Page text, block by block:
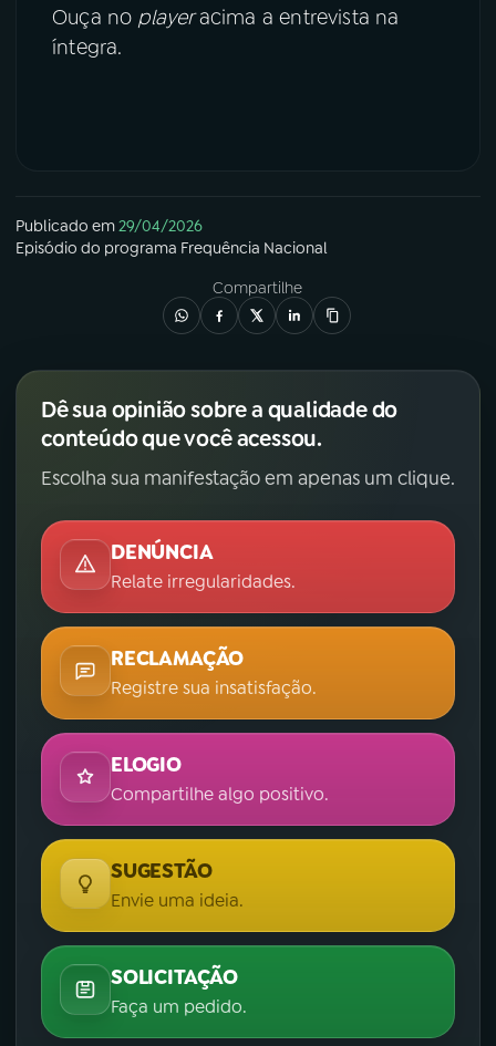
Ouça no playeracima a entrevista na
íntegra.
Publicado em29/04/2026
Episódio do programa Frequência Nacional
Compartilhe
Dê sua opinião sobre a qualidade do
conteúdo que você acessou.
Escolha sua manifestação em apenas um clique.
DENÚNCIA
Relate irregularidades.
RECLAMAÇÃO
Registre sua insatisfação.
ELOGIO
Compartilhe algo positivo.
SUGESTÃO
Envie uma ideia.
SOLICITAÇÃO
Faça um pedido.